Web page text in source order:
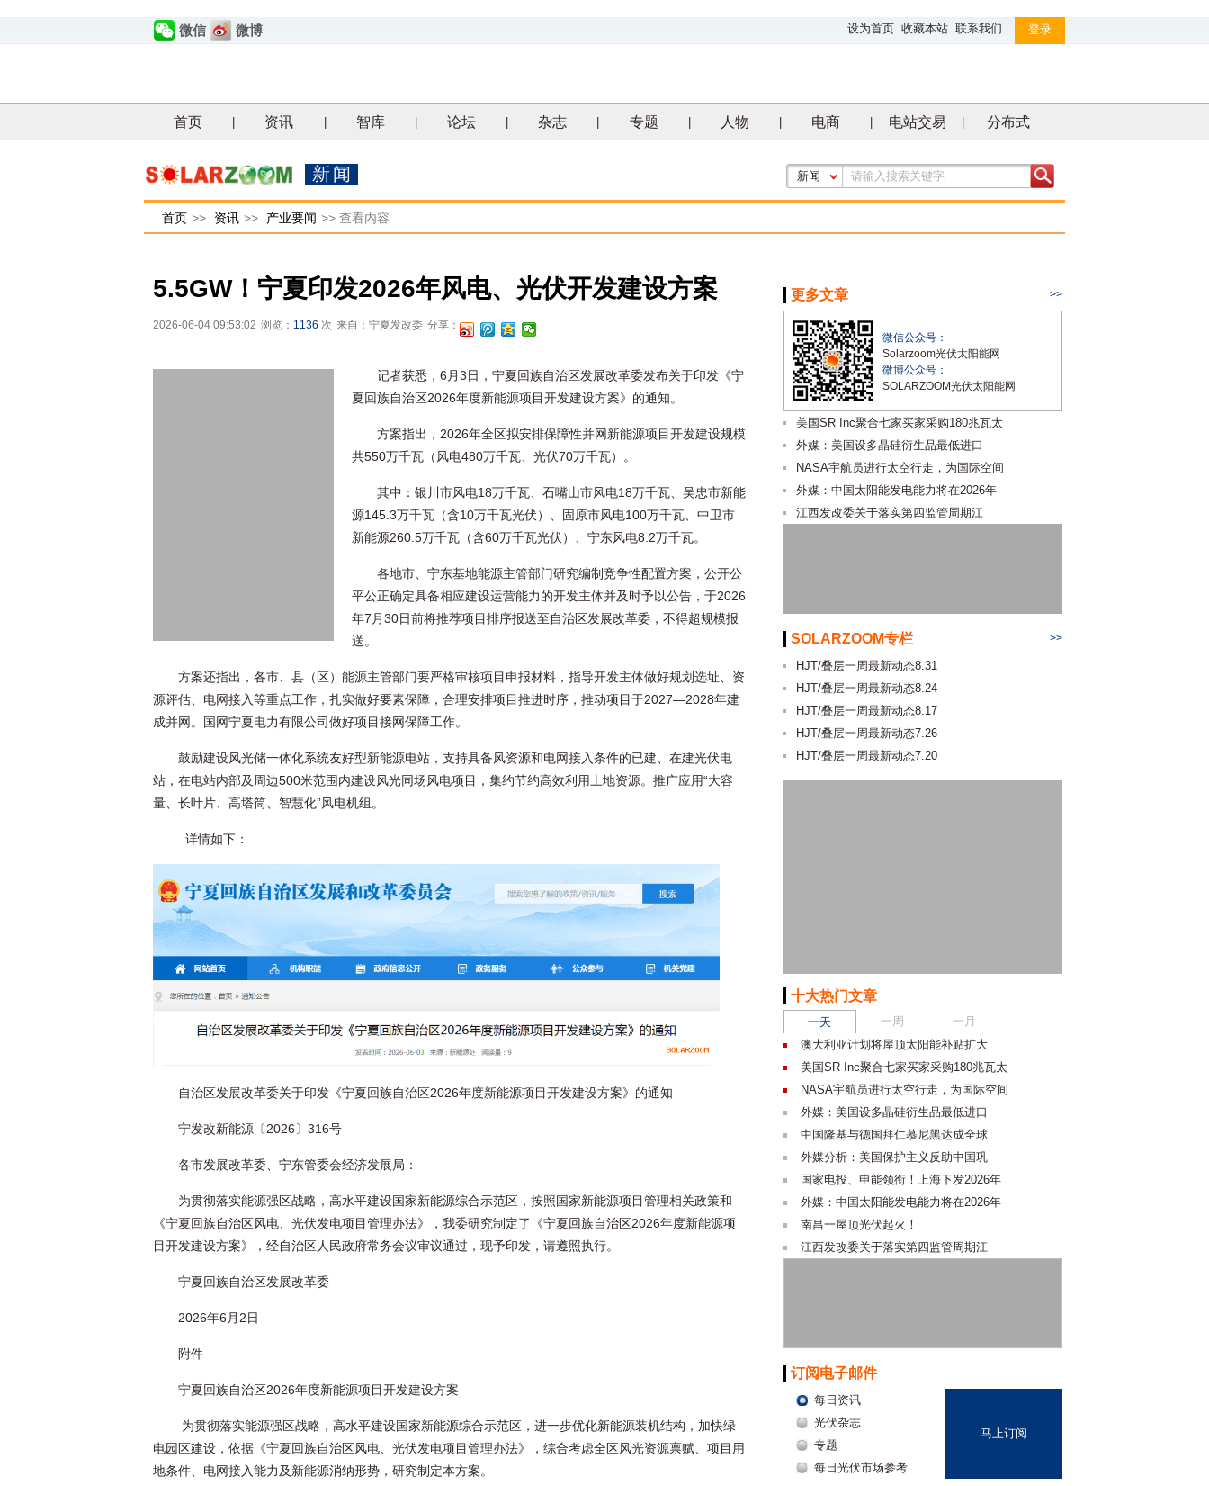
微信 微博 设为首页 收藏本站 联系我们 登录
首页 资讯 智库 论坛 杂志 专题 人物 电商 电站交易 分布式
新闻 新闻
首页 >> 资讯 >> 产业要闻 >> 查看内容
5.5GW！宁夏印发2026年风电、光伏开发建设方案
2026-06-04 09:53:02 浏览： 1136 次 来自：宁夏发改委 分享：
记者获悉，6月3日，宁夏回族自治区发展改革委发布关于印发《宁
夏回族自治区2026年度新能源项目开发建设方案》的通知。
方案指出，2026年全区拟安排保障性并网新能源项目开发建设规模
共550万千瓦（风电480万千瓦、光伏70万千瓦）。
其中：银川市风电18万千瓦、石嘴山市风电18万千瓦、吴忠市新能
源145.3万千瓦（含10万千瓦光伏）、固原市风电100万千瓦、中卫市
新能源260.5万千瓦（含60万千瓦光伏）、宁东风电8.2万千瓦。
各地市、宁东基地能源主管部门研究编制竞争性配置方案，公开公
平公正确定具备相应建设运营能力的开发主体并及时予以公告，于2026
年7月30日前将推荐项目排序报送至自治区发展改革委，不得超规模报
送。
方案还指出，各市、县（区）能源主管部门要严格审核项目申报材料，指导开发主体做好规划选址、资
源评估、电网接入等重点工作，扎实做好要素保障，合理安排项目推进时序，推动项目于2027—2028年建
成并网。国网宁夏电力有限公司做好项目接网保障工作。
鼓励建设风光储一体化系统友好型新能源电站，支持具备风资源和电网接入条件的已建、在建光伏电
站，在电站内部及周边500米范围内建设风光同场风电项目，集约节约高效利用土地资源。推广应用“大容
量、长叶片、高塔筒、智慧化”风电机组。
详情如下：
自治区发展改革委关于印发《宁夏回族自治区2026年度新能源项目开发建设方案》的通知
宁发改新能源〔2026〕316号
各市发展改革委、宁东管委会经济发展局：
为贯彻落实能源强区战略，高水平建设国家新能源综合示范区，按照国家新能源项目管理相关政策和
《宁夏回族自治区风电、光伏发电项目管理办法》，我委研究制定了《宁夏回族自治区2026年度新能源项
目开发建设方案》，经自治区人民政府常务会议审议通过，现予印发，请遵照执行。
宁夏回族自治区发展改革委
2026年6月2日
附件
宁夏回族自治区2026年度新能源项目开发建设方案
为贯彻落实能源强区战略，高水平建设国家新能源综合示范区，进一步优化新能源装机结构，加快绿
电园区建设，依据《宁夏回族自治区风电、光伏发电项目管理办法》，综合考虑全区风光资源禀赋、项目用
地条件、电网接入能力及新能源消纳形势，研究制定本方案。
更多文章 >>
微信公众号：
Solarzoom光伏太阳能网
微博公众号：
SOLARZOOM光伏太阳能网
美国SR Inc聚合七家买家采购180兆瓦太
外媒：美国设多晶硅衍生品最低进口
NASA宇航员进行太空行走，为国际空间
外媒：中国太阳能发电能力将在2026年
江西发改委关于落实第四监管周期江
SOLARZOOM专栏 >>
HJT/叠层一周最新动态8.31
HJT/叠层一周最新动态8.24
HJT/叠层一周最新动态8.17
HJT/叠层一周最新动态7.26
HJT/叠层一周最新动态7.20
十大热门文章
一天 一周
一月
澳大利亚计划将屋顶太阳能补贴扩大
美国SR Inc聚合七家买家采购180兆瓦太
NASA宇航员进行太空行走，为国际空间
外媒：美国设多晶硅衍生品最低进口
中国隆基与德国拜仁慕尼黑达成全球
外媒分析：美国保护主义反助中国巩
国家电投、申能领衔！上海下发2026年
外媒：中国太阳能发电能力将在2026年
南昌一屋顶光伏起火！
江西发改委关于落实第四监管周期江
订阅电子邮件
每日资讯
光伏杂志
专题
每日光伏市场参考
马上订阅